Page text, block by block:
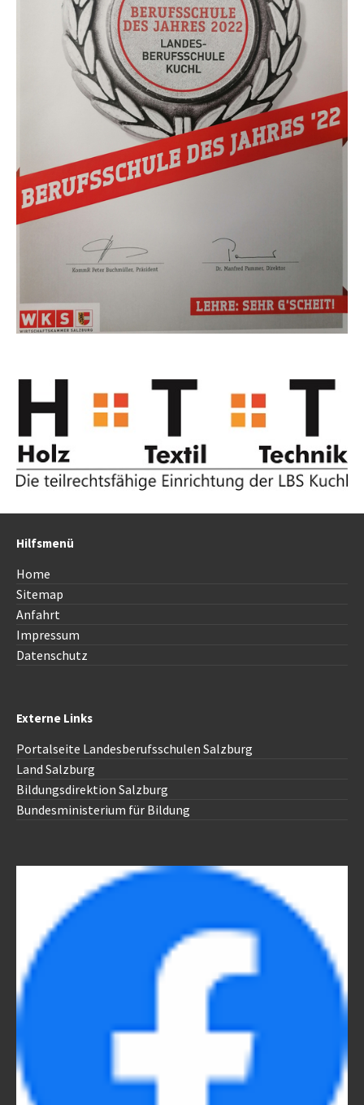
Hilfsmenü
Home
Sitemap
Anfahrt
Impressum
Datenschutz
Externe Links
Portalseite Landesberufsschulen Salzburg
Land Salzburg
Bildungsdirektion Salzburg
Bundesministerium für Bildung